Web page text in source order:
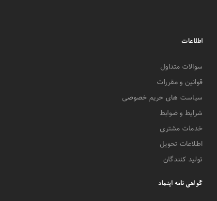
اطلاعات
سوالات متداول
قوانین و مقررات
سیاست های حریم خصوصی
شرایط و ضوابط
خدمات مشتری
اطلاعات تحویل
تولید کنندگان
گواهی نامه اینماد